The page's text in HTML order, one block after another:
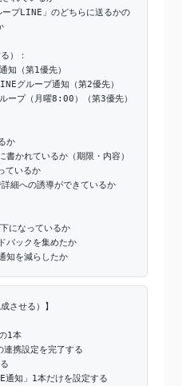
プLINE」のどちらに送るかの
）：
知（第1優先）
グループ通知（第2優先）
ープ（月曜8:00）（第3優先）
か
かれているか（期限・内容）
ているか
細への誘導ができているか
になっているか
バックを集めたか
知を減らしたか
させる）】
1本
連携設定を完了する
通知」1本だけを設定する